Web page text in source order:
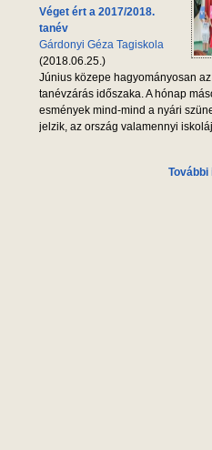
Véget ért a 2017/2018.
tanév
Gárdonyi Géza Tagiskola
(2018.06.25.)
Június közepe hagyományosan
tanévzárás időszaka. A hónap
esmények mind-mind a nyári
jelzik, az ország valamennyi